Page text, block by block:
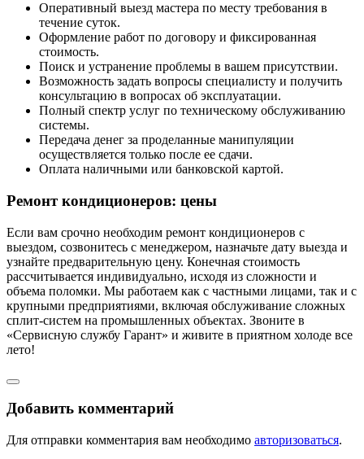
Оперативный выезд мастера по месту требования в
течение суток.
Оформление работ по договору и фиксированная
стоимость.
Поиск и устранение проблемы в вашем присутствии.
Возможность задать вопросы специалисту и получить
консультацию в вопросах об эксплуатации.
Полный спектр услуг по техническому обслуживанию
системы.
Передача денег за проделанные манипуляции
осуществляется только после ее сдачи.
Оплата наличными или банковской картой.
Ремонт кондиционеров: цены
Если вам срочно необходим ремонт кондиционеров с
выездом, созвонитесь с менеджером, назначьте дату выезда и
узнайте предварительную цену. Конечная стоимость
рассчитывается индивидуально, исходя из сложности и
объема поломки. Мы работаем как с частными лицами, так и с
крупными предприятиями, включая обслуживание сложных
сплит-систем на промышленных объектах. Звоните в
«Сервисную службу Гарант» и живите в приятном холоде все
лето!
Добавить комментарий
Для отправки комментария вам необходимо авторизоваться.